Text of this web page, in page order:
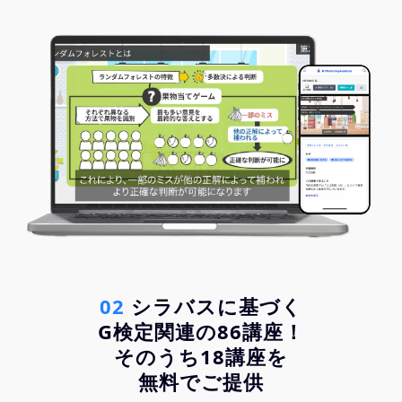
02 シラバスに基づく
G検定関連の86講座！
そのうち18講座を
無料でご提供